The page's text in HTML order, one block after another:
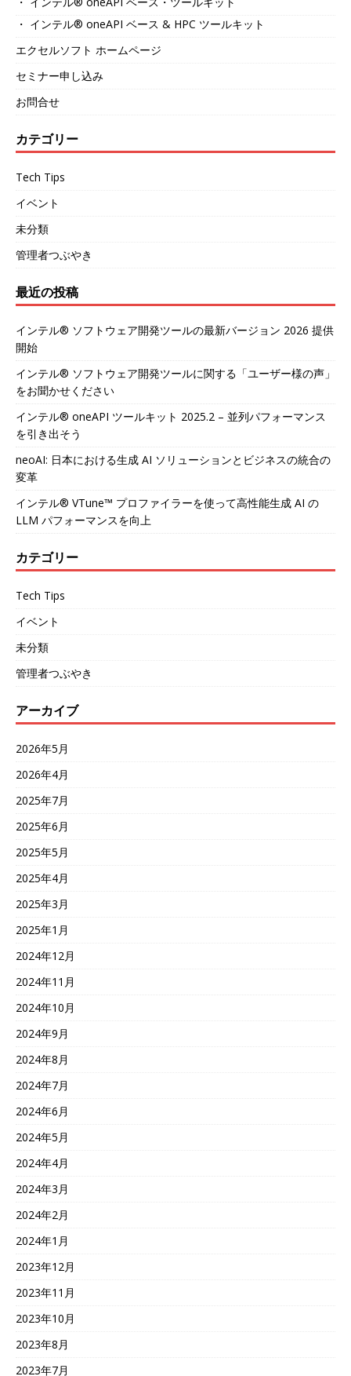
・ インテル® oneAPI ベース & HPC ツールキット
エクセルソフト ホームページ
セミナー申し込み
お問合せ
カテゴリー
Tech Tips
イベント
未分類
管理者つぶやき
最近の投稿
インテル® ソフトウェア開発ツールの最新バージョン 2026 提供
開始
インテル® ソフトウェア開発ツールに関する「ユーザー様の声」
をお聞かせください
インテル® oneAPI ツールキット 2025.2 – 並列パフォーマンス
を引き出そう
neoAI: 日本における生成 AI ソリューションとビジネスの統合の
変革
インテル® VTune™ プロファイラーを使って高性能生成 AI の
LLM パフォーマンスを向上
カテゴリー
Tech Tips
イベント
未分類
管理者つぶやき
アーカイブ
2026年5月
2026年4月
2025年7月
2025年6月
2025年5月
2025年4月
2025年3月
2025年1月
2024年12月
2024年11月
2024年10月
2024年9月
2024年8月
2024年7月
2024年6月
2024年5月
2024年4月
2024年3月
2024年2月
2024年1月
2023年12月
2023年11月
2023年10月
2023年8月
2023年7月